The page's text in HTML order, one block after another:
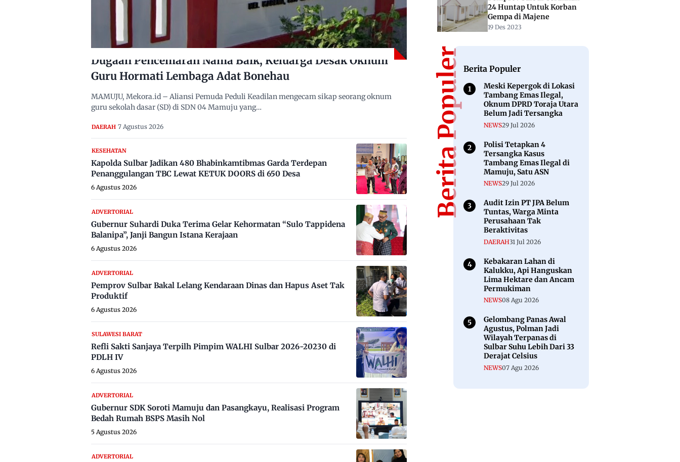
Dugaan Pencemaran Nama Baik, Keluarga Desak Oknum
Guru Hormati Lembaga Adat Bonehau
MAMUJU, Mekora.id – Aliansi Pemuda Peduli Keadilan mengecam sikap seorang oknum
guru sekolah dasar (SD) di SDN 04 Mamuju yang…
DAERAH 7 Agustus 2026
KESEHATAN
Kapolda Sulbar Jadikan 480 Bhabinkamtibmas Garda Terdepan
Penanggulangan TBC Lewat KETUK DOORS di 650 Desa
6 Agustus 2026
ADVERTORIAL
Gubernur Suhardi Duka Terima Gelar Kehormatan “Sulo Tappidena
Balanipa”, Janji Bangun Istana Kerajaan
6 Agustus 2026
ADVERTORIAL
Pemprov Sulbar Bakal Lelang Kendaraan Dinas dan Hapus Aset Tak
Produktif
6 Agustus 2026
SULAWESI BARAT
Refli Sakti Sanjaya Terpilh Pimpim WALHI Sulbar 2026-20230 di
PDLH IV
6 Agustus 2026
ADVERTORIAL
Gubernur SDK Soroti Mamuju dan Pasangkayu, Realisasi Program
Bedah Rumah BSPS Masih Nol
5 Agustus 2026
ADVERTORIAL
24 Huntap Untuk Korban
Gempa di Majene
19 Des 2023
Berita PopulerBerita Populer
Meski Kepergok di Lokasi
Tambang Emas Ilegal,
Oknum DPRD Toraja Utara
Belum Jadi Tersangka
NEWS29 Jul 2026
Polisi Tetapkan 4
Tersangka Kasus
Tambang Emas Ilegal di
Mamuju, Satu ASN
NEWS29 Jul 2026
Audit Izin PT JPA Belum
Tuntas, Warga Minta
Perusahaan Tak
Beraktivitas
DAERAH31 Jul 2026
Kebakaran Lahan di
Kalukku, Api Hanguskan
Lima Hektare dan Ancam
Permukiman
NEWS08 Agu 2026
Gelombang Panas Awal
Agustus, Polman Jadi
Wilayah Terpanas di
Sulbar Suhu Lebih Dari 33
Derajat Celsius
NEWS07 Agu 2026